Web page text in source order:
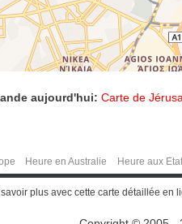
aujourd'hui: Carte de
Heure en Australie Heure aux
plus avec cette carte détaillée en